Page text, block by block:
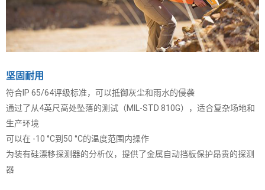
坚固耐用
符合IP 65/64评级标准，可以抵御灰尘和雨水的侵袭
通过了从4英尺高处坠落的测试（MIL-STD 810G），适合复杂场地和
生产环境
可以在 -10 °C到50 °C的温度范围内操作
为装有硅漂移探测器的分析仪，提供了金属自动挡板保护昂贵的探测
器